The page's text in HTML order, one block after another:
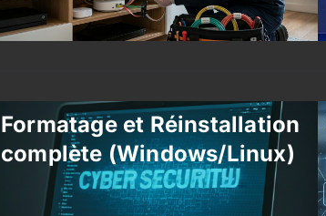
Formatage et Réinstallation
complète (Windows/Linux)